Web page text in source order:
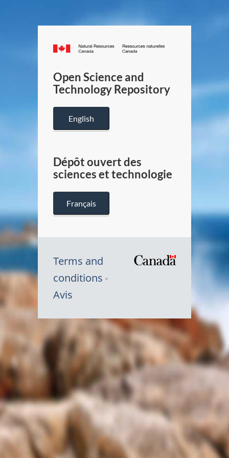
Canada.ca
/
Canada
Open Science and
Technology Repository
English
Dépôt ouvert des
sciences et technologie
Français
Terms and
conditions
Avis
Symbole
du
Canada